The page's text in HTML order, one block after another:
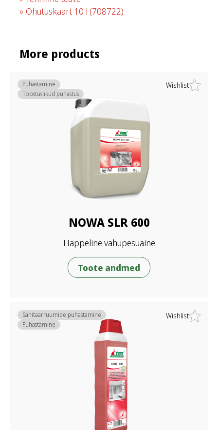
Ohutuskaart 10 l (708722)
More products
Wishlist
NOWA SLR 600
Happeline vahupesuaine
Puhastamine
Tööstuslikud puhastus
Toote andmed
Wishlist
Sanitaarruumide puhastamine
Puhastamine